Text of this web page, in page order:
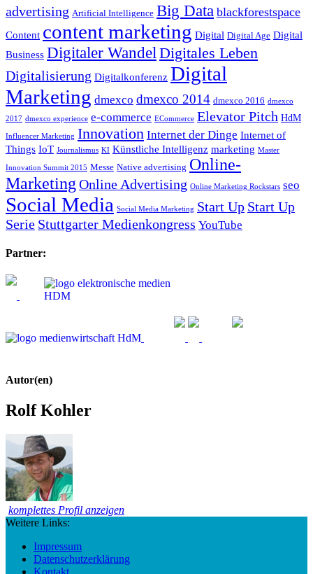
advertising Artificial Intelligence Big Data blackforestspace
Content content marketing Digital Digital Age Digital
Business Digitaler Wandel Digitales Leben
Digitalisierung Digitalkonferenz Digital
Marketing dmexco dmexco 2014 dmexco 2016 dmexco
2017 dmexco experience e-commerce ECommerce Elevator Pitch HdM
Influencer Marketing Innovation Internet der Dinge Internet of
Things IoT Journalismus KI Künstliche Intelligenz marketing Master
Innovation Summit 2015 Messe Native advertising Online-
Marketing Online Advertising Online Marketing Rockstars seo
Social Media Social Media Marketing Start Up Start Up
Serie Stuttgarter Medienkongress YouTube
Partner:
Autor(en)
Rolf Kohler
komplettes Profil anzeigen
Weitere Links:
Impressum
Datenschutzerklärung
Kontakt